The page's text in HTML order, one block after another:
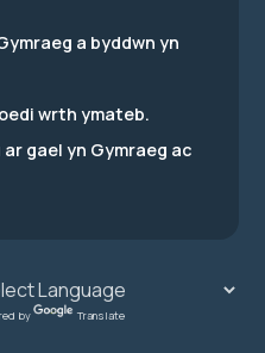
a byddwn yn
wrth ymateb.
gael yn Gymraeg ac
by Translate